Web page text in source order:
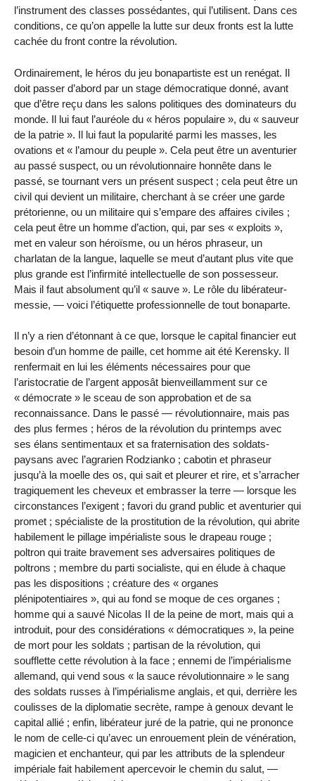
l’instrument des classes possédantes, qui l’utilisent. Dans ces
conditions, ce qu’on appelle la lutte sur deux fronts est la lutte
cachée du front contre la révolution.
Ordinairement, le héros du jeu bonapartiste est un renégat. Il
doit passer d’abord par un stage démocratique donné, avant
que d’être reçu dans les salons politiques des dominateurs du
monde. Il lui faut l’auréole du « héros populaire », du « sauveur
de la patrie ». Il lui faut la popularité parmi les masses, les
ovations et « l’amour du peuple ». Cela peut être un aventurier
au passé suspect, ou un révolutionnaire honnête dans le
passé, se tournant vers un présent suspect ; cela peut être un
civil qui devient un militaire, cherchant à se créer une garde
prétorienne, ou un militaire qui s’empare des affaires civiles ;
cela peut être un homme d’action, qui, par ses « exploits »,
met en valeur son héroïsme, ou un héros phraseur, un
charlatan de la langue, laquelle se meut d’autant plus vite que
plus grande est l’infirmité intellectuelle de son possesseur.
Mais il faut absolument qu’il « sauve ». Le rôle du libérateur-
messie, — voici l’étiquette professionnelle de tout bonaparte.
Il n’y a rien d’étonnant à ce que, lorsque le capital financier eut
besoin d’un homme de paille, cet homme ait été Kerensky. Il
renfermait en lui les éléments nécessaires pour que
l’aristocratie de l’argent apposât bienveillamment sur ce
« démocrate » le sceau de son approbation et de sa
reconnaissance. Dans le passé — révolutionnaire, mais pas
des plus fermes ; héros de la révolution du printemps avec
ses élans sentimentaux et sa fraternisation des soldats-
paysans avec l’agrarien Rodzianko ; cabotin et phraseur
jusqu’à la moelle des os, qui sait et pleurer et rire, et s’arracher
tragiquement les cheveux et embrasser la terre — lorsque les
circonstances l’exigent ; favori du grand public et aventurier qui
promet ; spécialiste de la prostitution de la révolution, qui abrite
habilement le pillage impérialiste sous le drapeau rouge ;
poltron qui traite bravement ses adversaires politiques de
poltrons ; membre du parti socialiste, qui en élude à chaque
pas les dispositions ; créature des « organes
plénipotentiaires », qui au fond se moque de ces organes ;
homme qui a sauvé Nicolas II de la peine de mort, mais qui a
introduit, pour des considérations « démocratiques », la peine
de mort pour les soldats ; partisan de la révolution, qui
soufflette cette révolution à la face ; ennemi de l’impérialisme
allemand, qui vend sous « la sauce révolutionnaire » le sang
des soldats russes à l’impérialisme anglais, et qui, derrière les
coulisses de la diplomatie secrète, rampe à genoux devant le
capital allié ; enfin, libérateur juré de la patrie, qui ne prononce
le nom de celle-ci qu’avec un enrouement plein de vénération,
magicien et enchanteur, qui par les attributs de la splendeur
impériale fait habilement apercevoir le chemin du salut, —